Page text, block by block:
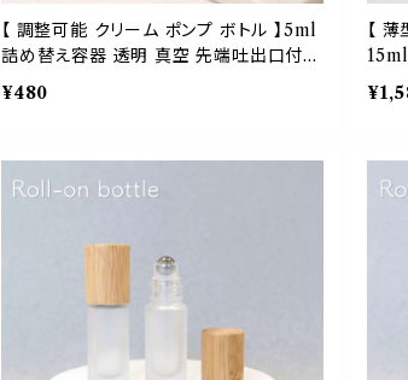
【 調整可能 クリーム ポンプ ボトル 】5ml
詰め替え容器 透明 真空 先端吐出口付き
美容液 リップオイル ネイルオイル アイケ
ア用 携帯用 コンパクト ABS PP
¥480
【
木製
替容
leso.